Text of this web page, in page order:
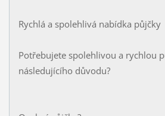
Rychlá a spolehlivá nabídka půjčky
Potřebujete spolehlivou a rychlou
následujícího důvodu?